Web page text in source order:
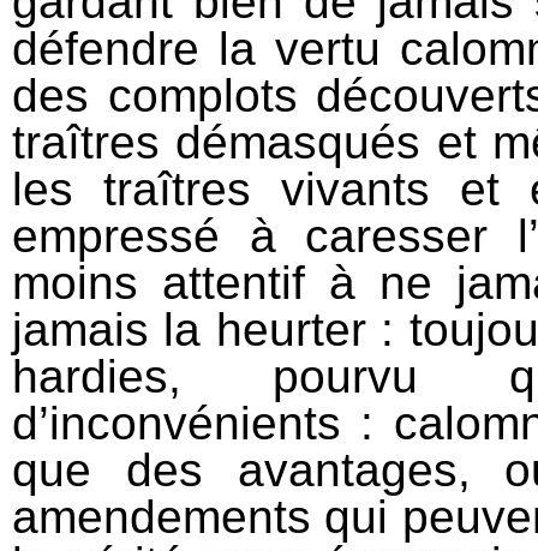
défendre la vertu
des complots
traîtres démasqués et
les traîtres vivants et
empressé à caresser
moins attentif à ne
jamais la heurter :
hardies, pourvu
d’inconvénients :
que des avantages,
amendements qui